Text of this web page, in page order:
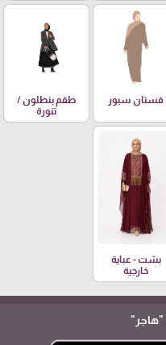
فستان سبور
طقم بنطلون /
تنورة
بشت - عباية
خارجية
"هاجر"